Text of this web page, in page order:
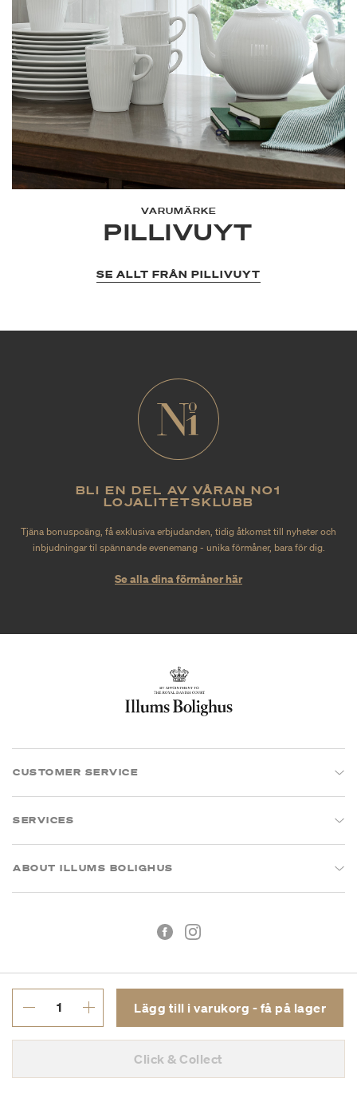
Lägg till i varukorg - få på lager
Click & Collect
VARUMÄRKE
PILLIVUYT
SE ALLT FRÅN PILLIVUYT
BLI EN DEL AV VÅRAN NO1
LOJALITETSKLUBB
Tjäna bonuspoäng, få exklusiva erbjudanden, tidig åtkomst till nyheter och
inbjudningar til spännande evenemang - unika förmåner, bara för dig.
Se alla dina förmåner här
CUSTOMER SERVICE
SERVICES
ABOUT ILLUMS BOLIGHUS
Org.nr: 55681353-8701